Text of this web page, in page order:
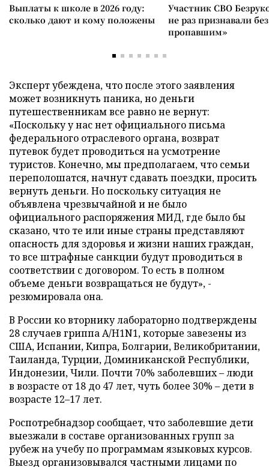
Выплаты к школе в 2026 году:
сколько дают и кому положены
Участник СВО
не раз признавали
пропавшим»
Эксперт убеждена, что после этого заявления
может возникнуть паника, но деньги
путешественникам все равно не вернут:
«Поскольку у нас нет официального письма
федерального отраслевого органа, возврат
путевок будет проводиться на усмотрение
туристов. Конечно, мы предполагаем, что семьи
переполошатся, начнут сдавать поездки, просить
вернуть деньги. Но поскольку ситуация не
объявлена чрезвычайной и не было
официального распоряжения МИД, где было бы
сказано, что те или иные страны представляют
опасность для здоровья и жизни наших граждан,
то все штрафные санкции будут проводиться в
соответствии с договором. То есть в полном
объеме деньги возвращаться не будут», -
резюмировала она.
В России ко вторнику лабораторно подтверждены
28 случаев гриппа А/H1N1, которые завезены из
США, Испании, Кипра, Болгарии, Великобритании,
Таиланда, Турции, Доминиканской Республики,
Индонезии, Чили. Почти 70% заболевших – люди
в возрасте от 18 до 47 лет, чуть более 30% – дети в
возрасте 12–17 лет.
Роспотребнадзор сообщает, что заболевшие дети
выезжали в составе организованных групп за
рубеж на учебу по программам языковых курсов.
Выезд организовывался частными лицами по